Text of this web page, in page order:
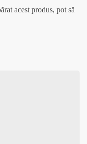
acest produs, pot să